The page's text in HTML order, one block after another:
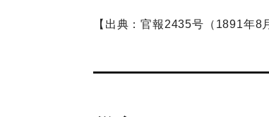
【出典：官報2435号（1891年8